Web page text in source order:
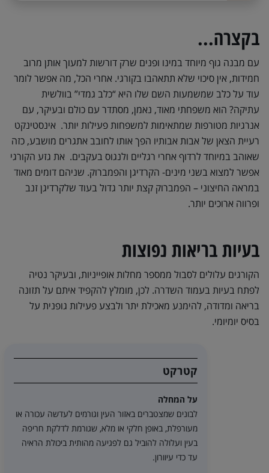
בקצרה...
עם מבנה גוף מיוחד במינו ופנים שרק דורשות למעוך אותן מרוב
חמידות, אין סיכוי שלא תתאהבו בקורגי. אחרי הכל, מה אפשר לומר
עוד על כלב שמשמעות השם שלו היא “כלב גמדי” בוולשית
עתיקה? הוא משפחתי מאוד, נאמן, מסתדר עם כולם ובעיקר, עם
אנרגיות מטורפות שמתאימות למשפחות פעילות יותר. אינסטינקט
רעיית הצאן של אבות אבותיו הפך אותו לחובב אתגרים מושבע, כזה
שאוהב במיוחד לרדוף אחרי רגליים ולנגוס בעקבים. את גזע הקורגי
אפשר למצוא בשני מינים- הקרדיגן והפמברוק. שניהם דומים מאוד
במראה החיצוני – הפמברוק קצת יותר גדול בעוד שלקרדיגן זנב
ופרווה ארוכים יותר.
בעיות בריאות נפוצות
הקורגים עלולים לסבול ממספר מחלות אופייניות, ובעיקר נטיה
לפתח בעיות בעמוד השדרה. לכן, מומלץ להקפיד איתם על תזונה
בריאה ומדודה, להימנע מאכילת יתר ולבצע פעילות גופנית על
בסיס יומיומי.
קטרקט
על המחלה
לבונים שמצטברים באזור העין וגורמים לעדשה עכורה או
מעורפלת, באופן חלקי או מלא, שגורמת לדלקת חריפה
בעין ועלולה להוביל גם לפגיעה מהותית ביכולת הראיה
עד כדי עיוורון.